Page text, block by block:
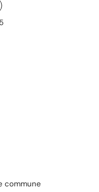
commune